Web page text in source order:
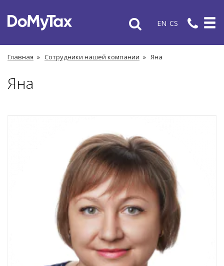
EN CS
Главная » Сотрудники нашей компании » Яна
Яна